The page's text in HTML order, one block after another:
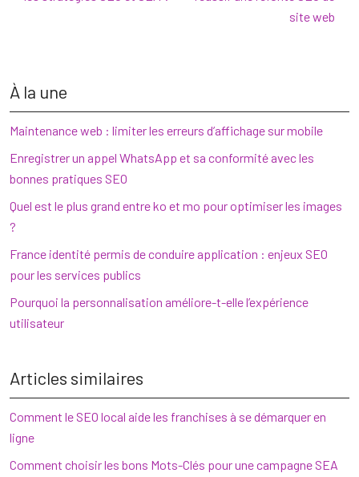
site web
À la une
Maintenance web : limiter les erreurs d’affichage sur mobile
Enregistrer un appel WhatsApp et sa conformité avec les
bonnes pratiques SEO
Quel est le plus grand entre ko et mo pour optimiser les images
?
France identité permis de conduire application : enjeux SEO
pour les services publics
Pourquoi la personnalisation améliore-t-elle l’expérience
utilisateur
Articles similaires
Comment le SEO local aide les franchises à se démarquer en
ligne
Comment choisir les bons Mots-Clés pour une campagne SEA